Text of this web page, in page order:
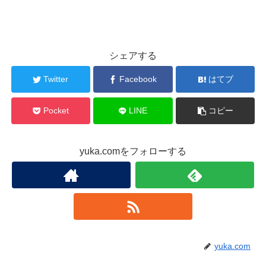
シェアする
Twitter Facebook はてブ
Pocket LINE コピー
yuka.comをフォローする
yuka.com